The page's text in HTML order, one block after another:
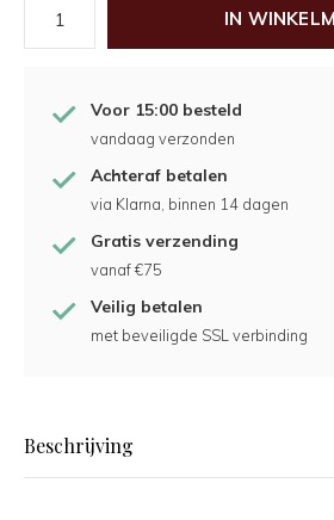
IN
Voor 15:00 besteld
vandaag verzonden
Achteraf betalen
via Klarna, binnen 14 dagen
Gratis verzending
vanaf €75
Veilig betalen
met beveiligde SSL verbinding
Beschrijving